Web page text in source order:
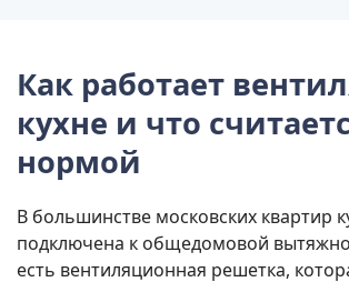
Как работает
кухне и что
нормой
В большинстве московских квартир
подключена к общедомовой
есть вентиляционная решетка,